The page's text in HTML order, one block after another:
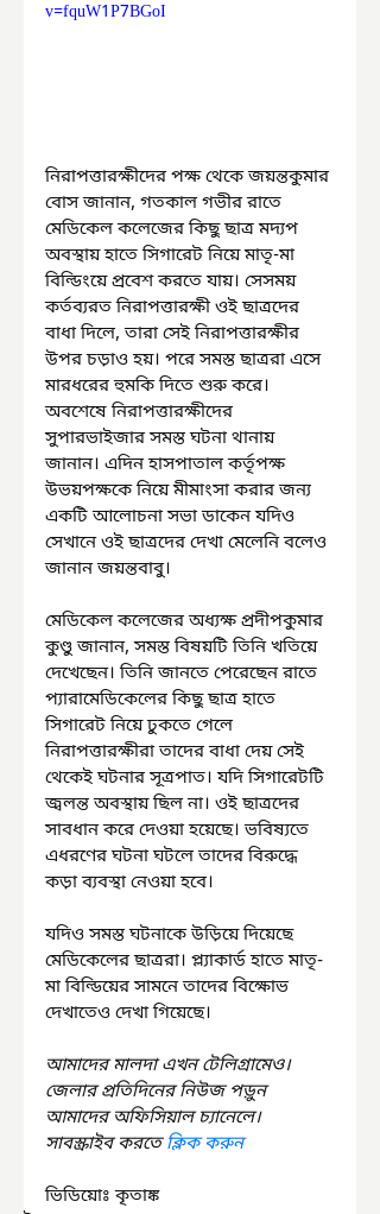
v=fquW1P7BGoI
নিরাপত্তারক্ষীদের পক্ষ থেকে জয়ন্তকুমার
বোস জানান, গতকাল গভীর রাতে
মেডিকেল কলেজের কিছু ছাত্র মদ্যপ
অবস্থায় হাতে সিগারেট নিয়ে মাতৃ-মা
বিল্ডিংয়ে প্রবেশ করতে যায়। সেসময়
কর্তব্যরত নিরাপত্তারক্ষী ওই ছাত্রদের
বাধা দিলে, তারা সেই নিরাপত্তারক্ষীর
উপর চড়াও হয়। পরে সমস্ত ছাত্ররা এসে
মারধরের হুমকি দিতে শুরু করে।
অবশেষে নিরাপত্তারক্ষীদের
সুপারভাইজার সমস্ত ঘটনা থানায়
জানান। এদিন হাসপাতাল কর্তৃপক্ষ
উভয়পক্ষকে নিয়ে মীমাংসা করার জন্য
একটি আলোচনা সভা ডাকেন যদিও
সেখানে ওই ছাত্রদের দেখা মেলেনি বলেও
জানান জয়ন্তবাবু।
মেডিকেল কলেজের অধ্যক্ষ প্রদীপকুমার
কুণ্ডু জানান, সমস্ত বিষয়টি তিনি খতিয়ে
দেখেছেন। তিনি জানতে পেরেছেন রাতে
প্যারামেডিকেলের কিছু ছাত্র হাতে
সিগারেট নিয়ে ঢুকতে গেলে
নিরাপত্তারক্ষীরা তাদের বাধা দেয় সেই
থেকেই ঘটনার সূত্রপাত। যদি সিগারেটটি
জ্বলন্ত অবস্থায় ছিল না। ওই ছাত্রদের
সাবধান করে দেওয়া হয়েছে। ভবিষ্যতে
এধরণের ঘটনা ঘটলে তাদের বিরুদ্ধে
কড়া ব্যবস্থা নেওয়া হবে।
যদিও সমস্ত ঘটনাকে উড়িয়ে দিয়েছে
মেডিকেলের ছাত্ররা। প্ল্যাকার্ড হাতে মাতৃ-
মা বিল্ডিয়ের সামনে তাদের বিক্ষোভ
দেখাতেও দেখা গিয়েছে।
আমাদের মালদা এখন টেলিগ্রামেও।
জেলার প্রতিদিনের নিউজ পড়ুন
আমাদের অফিসিয়াল চ্যানেলে।
সাবস্ক্রাইব করতে ক্লিক করুন
ভিডিয়োঃ কৃতাঙ্ক